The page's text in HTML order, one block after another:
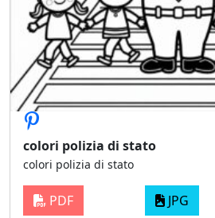
colori polizia di stato
colori polizia di stato
PDF JPG